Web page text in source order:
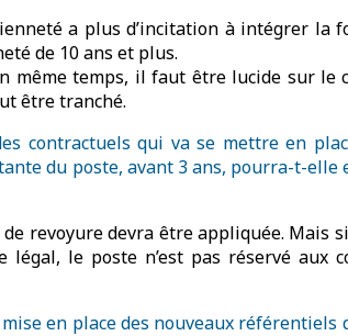
a plus d’incitation à intégrer
de 10 ans et plus.
temps, il faut être lucide sur le
être tranché.
contractuels qui va se mettre en
du poste, avant 3 ans, pourra-t-elle
revoyure devra être appliquée.
le poste n’est pas réservé
en place des nouveaux